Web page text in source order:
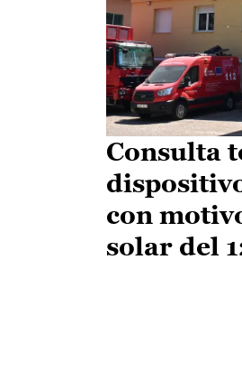
Consulta
con
solar del